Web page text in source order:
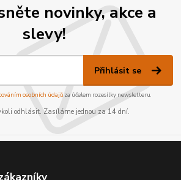
novinky, akce a
slevy!
Přihlásit se
osobních údajůza účelem rozesílky newsletteru.
odhlásit. Zasíláme jednou za 14 dní.